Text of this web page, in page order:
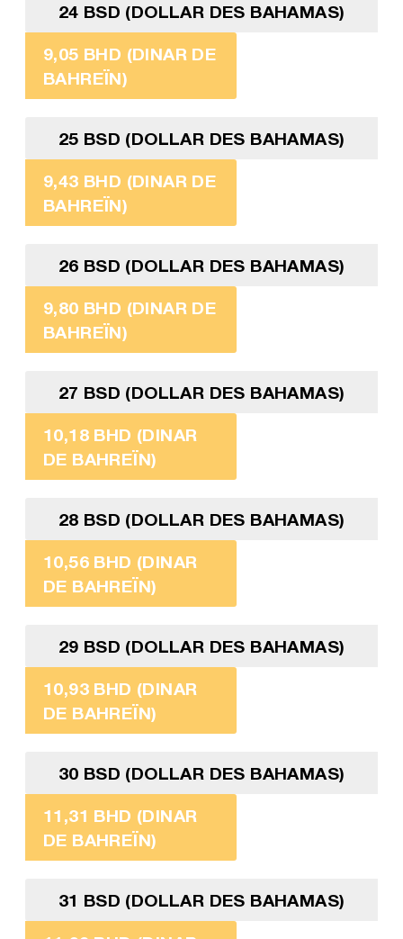
24 BSD (DOLLAR DES BAHAMAS)
9,05 BHD (DINAR DE
BAHREÏN)
25 BSD (DOLLAR DES BAHAMAS)
9,43 BHD (DINAR DE
BAHREÏN)
26 BSD (DOLLAR DES BAHAMAS)
9,80 BHD (DINAR DE
BAHREÏN)
27 BSD (DOLLAR DES BAHAMAS)
10,18 BHD (DINAR
DE BAHREÏN)
28 BSD (DOLLAR DES BAHAMAS)
10,56 BHD (DINAR
DE BAHREÏN)
29 BSD (DOLLAR DES BAHAMAS)
10,93 BHD (DINAR
DE BAHREÏN)
30 BSD (DOLLAR DES BAHAMAS)
11,31 BHD (DINAR
DE BAHREÏN)
31 BSD (DOLLAR DES BAHAMAS)